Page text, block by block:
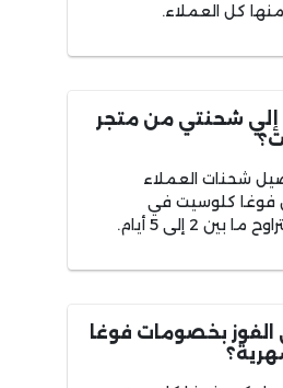
كل العملاء.
شحنتي من متجر
شحنات العملاء
فوغا كلوسيت في
2 إلى 5 أيام.
بخصومات فوغا